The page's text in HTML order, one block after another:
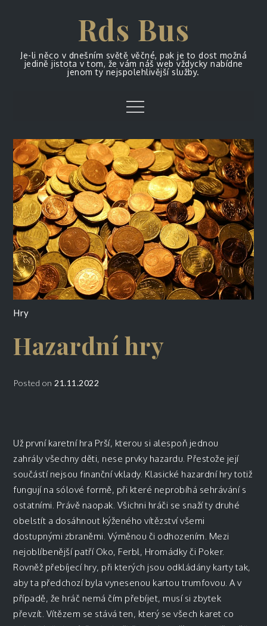
Rds Bus
Je-li něco v dnešním světě věčné, pak je to dost možná
jedině jistota v tom, že vám náš web vždycky nabídne
jenom ty nejspolehlivější služby.
Menu
Hry
Hazardní hry
Posted on 21.11.2022
Už první karetní hra Prší, kterou si alespoň jednou
zahrály všechny děti, nese prvky hazardu. Přestože její
součástí nejsou finanční vklady. Klasické hazardní hry totiž
fungují na sólové formě, při které neprobíhá sehrávání s
ostatními. Právě naopak. Všichni hráči se snaží ty druhé
obelstít a dosáhnout kýženého vítězství všemi
dostupnými zbraněmi. Výměnou či odhozením. Mezi
nejoblíbenější patří Oko, Ferbl, Hromádky či Poker.
Rovněž přebíjecí hry, při kterých jsou odkládány karty tak,
aby ta předchozí byla vynesenou kartou trumfovou. A v
případě, že hráč nemá čím přebíjet, musí si zbytek
převzít. Vítězem se stává ten, který se všech karet co